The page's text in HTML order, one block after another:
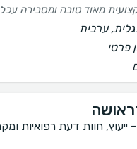
מאוד טובה ומסבירה עכל
ערבית
פרטי
ייעוץ, חוות דעת רפואיות